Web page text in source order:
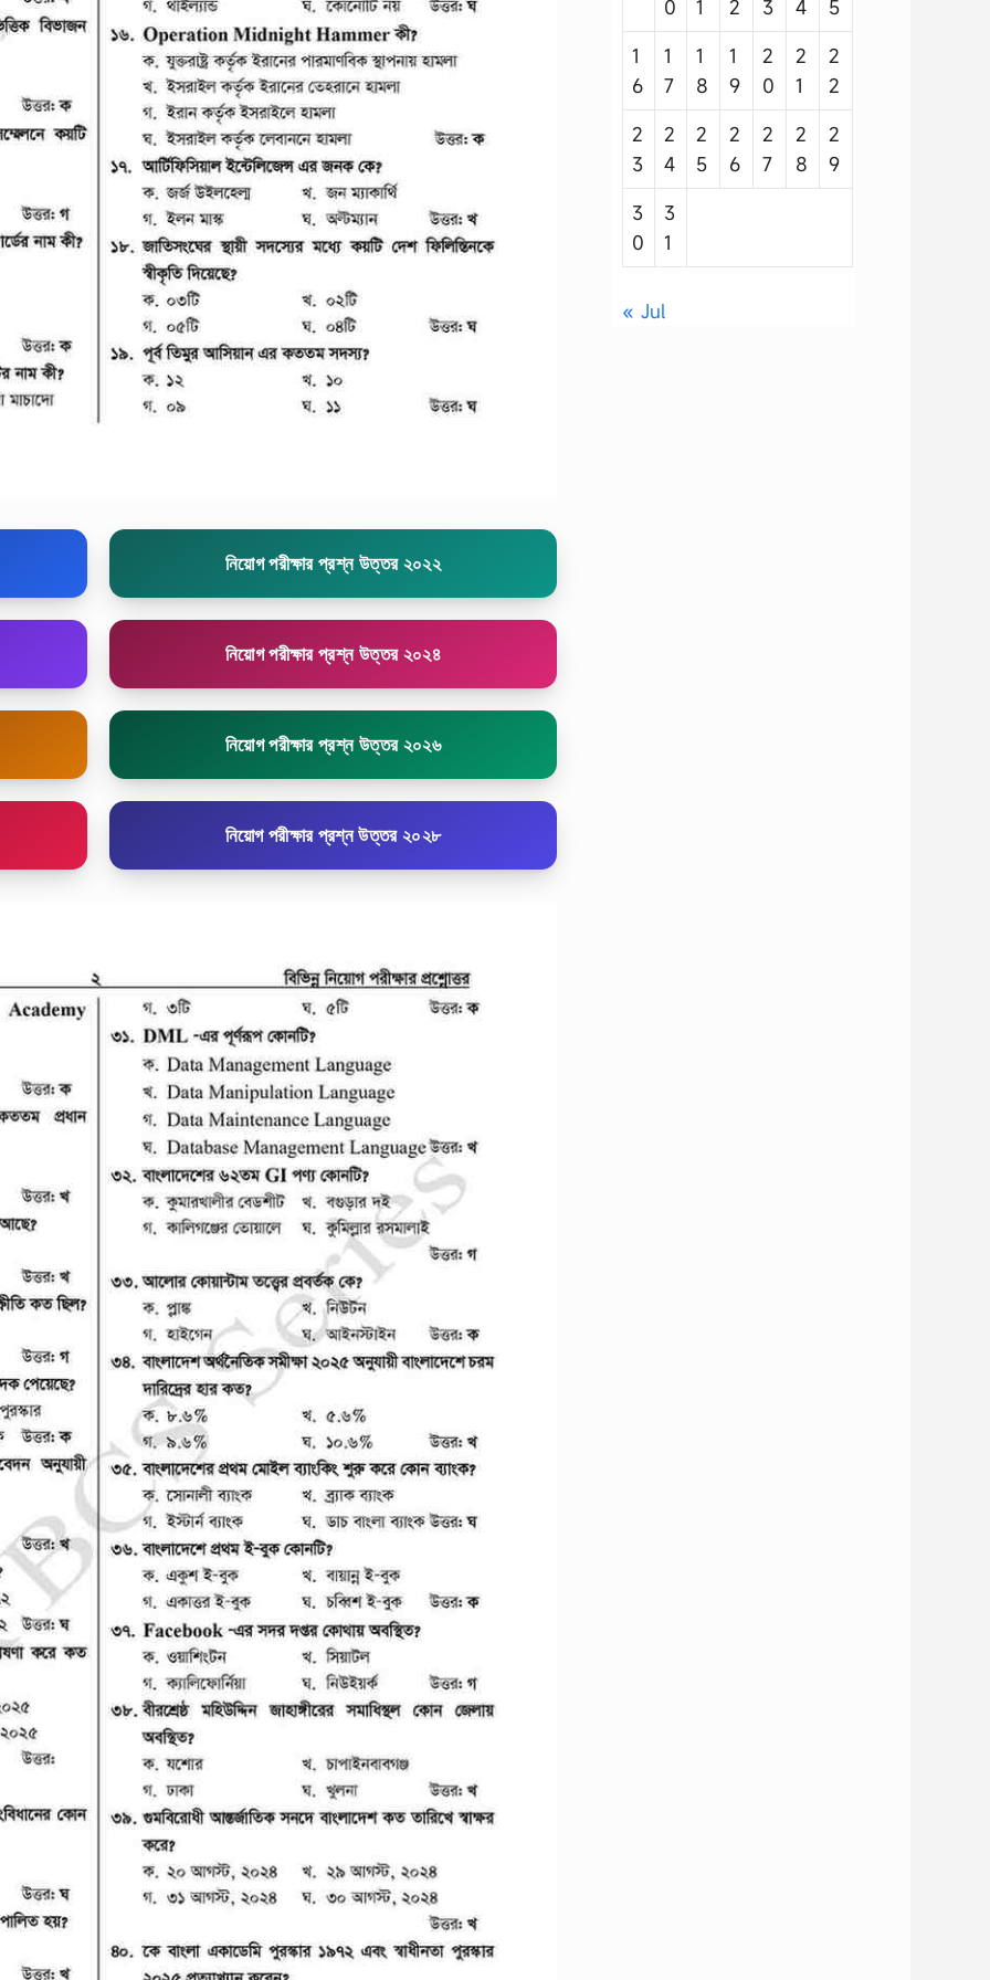
নিয়োগ পরীক্ষার প্রশ্ন উত্তর ২০২২
নিয়োগ পরীক্ষার প্রশ্ন উত্তর ২০২৪
নিয়োগ পরীক্ষার প্রশ্ন উত্তর ২০২৬
নিয়োগ পরীক্ষার প্রশ্ন উত্তর ২০২৮
0 1 2 3 4
5
1
6
1
7
1
8
1
9
2
0
2
1
2
2
2
3
2
4
2
5
2
6
2
7
2
8
2
9
3
0
3
1
« Jul